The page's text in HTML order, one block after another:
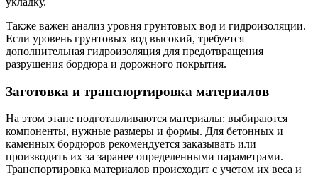
Также важен анализ уровня грунтовых вод и гидроизоляции.
Если уровень грунтовых вод высокий, требуется
дополнительная гидроизоляция для предотвращения
разрушения бордюра и дорожного покрытия.
Заготовка и транспортировка материалов
На этом этапе подготавливаются материалы: выбираются
компоненты, нужные размеры и формы. Для бетонных и
каменных бордюров рекомендуется заказывать или
производить их за заранее определенными параметрами.
Транспортировка материалов происходит с учетом их веса и